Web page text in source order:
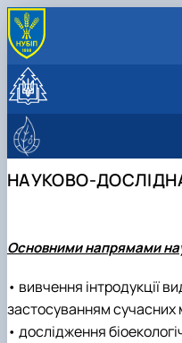
ПРО КАФЕДРУ
Програми
Студентські
plant"
Фотогалерея
НАУКОВО-
Основними напрямами
• вивчення інтродукції
застосуванням сучасних
• дослідження